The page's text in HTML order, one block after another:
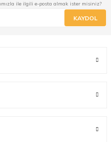
ile ilgili e-posta almak ister misiniz?
KAYDOL